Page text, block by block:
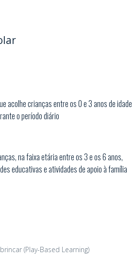
acolhe crianças entre os 0 e 3 anos de idade
o período diário
na faixa etária entre os 3 e os 6 anos,
educativas e atividades de apoio à família
(Play-Based Learning)